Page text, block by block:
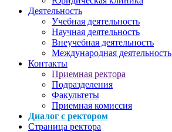
Деятельность
Учебная деятельность
Научная деятельность
Внеучебная деятельность
Международная деятельность
Контакты
Приемная ректора
Подразделения
Факультеты
Приемная комиссия
Диалог с ректором
Страница ректора